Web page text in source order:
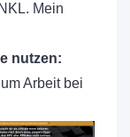
Mein
nutzen:
Arbeit bei